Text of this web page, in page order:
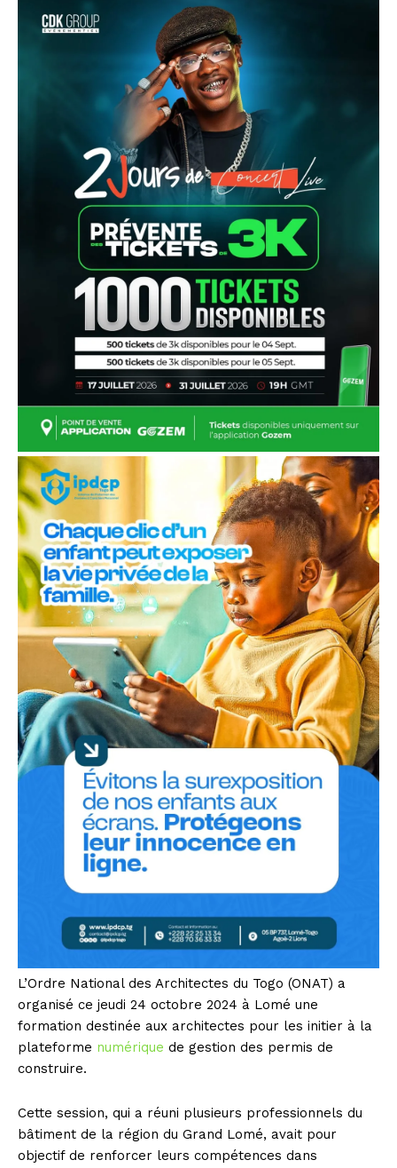
L’Ordre National des Architectes du Togo (ONAT) a
organisé ce jeudi 24 octobre 2024 à Lomé une
formation destinée aux architectes pour les initier à la
plateforme numérique de gestion des permis de
construire.
Cette session, qui a réuni plusieurs professionnels du
bâtiment de la région du Grand Lomé, avait pour
objectif de renforcer leurs compétences dans